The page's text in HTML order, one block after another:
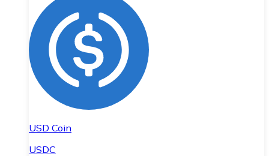
USD Coin
USDC